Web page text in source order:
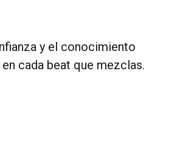
y el conocimiento
cada beat que mezclas.